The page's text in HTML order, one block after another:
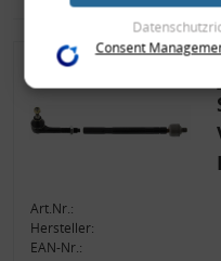
Art.Nr.:
Hersteller:
EAN-Nr.:
im Rahmen Ihrer
(bspw. Nutzungsdaten
Nutzung von Cookies
widerrufen, indem Sie
unten klicken und dort
Zwecke der
Verwendung reduzierter
Erstellung von Profilen für
Verwendung von Profilen
Consent